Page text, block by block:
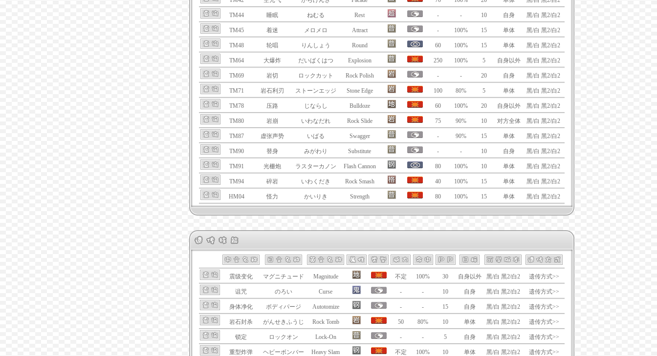
TM44 睡眠 ねむる Rest - - 10 自身 黑/白 黑2/白2
TM45 着迷 メロメロ Attract - 100% 15 单体 黑/白 黑2/白2
TM48 轮唱 りんしょう Round 60 100% 15 单体 黑/白 黑2/白2
TM64 大爆炸 だいばくはつ Explosion 250 100% 5 自身以外 黑/白 黑2/白2
TM69 岩切 ロックカット Rock Polish - - 20 自身 黑/白 黑2/白2
TM71 岩石利刃 ストーンエッジ Stone Edge 100 80% 5 单体 黑/白 黑2/白2
TM78 压路 じならし Bulldoze 60 100% 20 自身以外 黑/白 黑2/白2
TM80 岩崩 いわなだれ Rock Slide 75 90% 10 对方全体 黑/白 黑2/白2
TM87 虚张声势 いばる Swagger - 90% 15 单体 黑/白 黑2/白2
TM90 替身 みがわり Substitute - - 10 自身 黑/白 黑2/白2
TM91 光栅炮 ラスターカノン Flash Cannon 80 100% 10 单体 黑/白 黑2/白2
TM94 碎岩 いわくだき Rock Smash 40 100% 15 单体 黑/白 黑2/白2
HM04 怪力 かいりき Strength 80 100% 15 单体 黑/白 黑2/白2
震级变化 マグニチュード Magnitude 不定 100% 30 自身以外 黑/白 黑2/白2 遗传方式>>
诅咒 のろい Curse - - 10 自身 黑/白 黑2/白2 遗传方式>>
身体净化 ボディパージ Autotomize - - 15 自身 黑/白 黑2/白2 遗传方式>>
岩石封杀 がんせきふうじ Rock Tomb 50 80% 10 单体 黑/白 黑2/白2 遗传方式>>
锁定 ロックオン Lock-On - - 5 自身 黑/白 黑2/白2 遗传方式>>
重型炸弹 ヘビーボンバー Heavy Slam 不定 100% 10 单体 黑/白 黑2/白2 遗传方式>>